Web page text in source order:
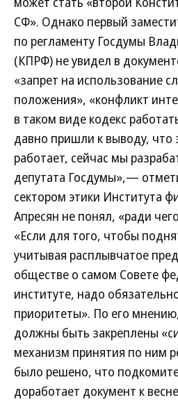
СФ». Однако первый
по регламенту Госдумы
(КПРФ) не увидел в
«запрет на использование
положения», «конфликт
в таком виде кодекс
давно пришли к выводу, что
работает, сейчас мы
депутата Госдумы»,—
сектором этики Института
Апресян не понял, «ради
«Если для того, чтобы
учитывая расплывчатое
обществе о самом Совете
институте, надо
приоритеты». По его
должны быть закреплены
механизм принятия по ним
было решено, что
доработает документ к